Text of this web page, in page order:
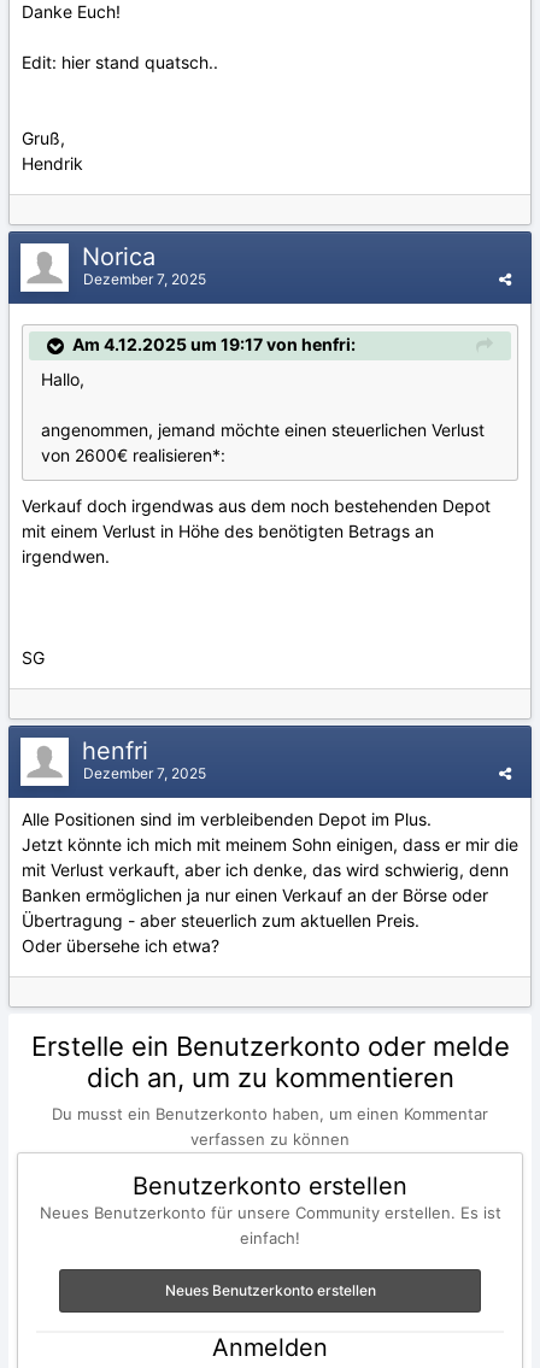
Danke Euch!
Edit: hier stand quatsch..
Gruß,
Hendrik
Norica
Dezember 7, 2025
Am 4.12.2025 um 19:17 von henfri:
Hallo,
angenommen, jemand möchte einen steuerlichen Verlust
von 2600€ realisieren*:
Verkauf doch irgendwas aus dem noch bestehenden Depot
mit einem Verlust in Höhe des benötigten Betrags an
irgendwen.
SG
henfri
Dezember 7, 2025
Alle Positionen sind im verbleibenden Depot im Plus.
Jetzt könnte ich mich mit meinem Sohn einigen, dass er mir die
mit Verlust verkauft, aber ich denke, das wird schwierig, denn
Banken ermöglichen ja nur einen Verkauf an der Börse oder
Übertragung - aber steuerlich zum aktuellen Preis.
Oder übersehe ich etwa?
Erstelle ein Benutzerkonto oder melde
dich an, um zu kommentieren
Du musst ein Benutzerkonto haben, um einen Kommentar
verfassen zu können
Benutzerkonto erstellen
Neues Benutzerkonto für unsere Community erstellen. Es ist
einfach!
Neues Benutzerkonto erstellen
Anmelden